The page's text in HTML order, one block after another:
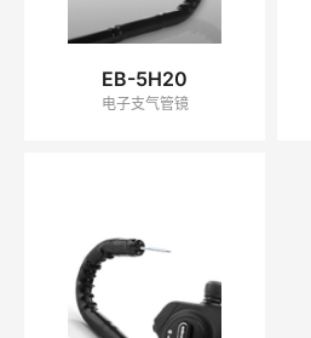
EB-5H20
电子支气管镜